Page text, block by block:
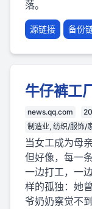
落。
源链接 备份
牛仔裤工
news.qq.com
制造业, 纺织/服饰/
当女工成为母
但好像，每一
一边打工，一
样的孤独：她
爷奶奶察觉不